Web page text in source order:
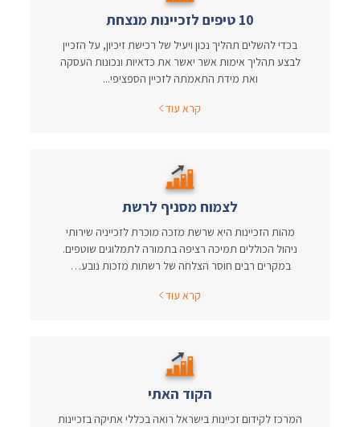
10 טיפים לזכיינות מנצחת
בכדי להשלים תהליך נכון ויעיל של רכישת זיכיון, על הזכיין
לבצע תהליך אימות אשר יאשר את כדאיות ונכונות העסקה
ואת מידת התאמתה לזכיין הספציפי...
קרא עוד
לצמוח מסניף לרשת
מהות הזכיינות היא שרשת מזכה מוכרת לזכייניה שירותי
ניהול הכוללים תמיכה רציפה בתמורה לתמלוגים שוטפים.
במקרים רבים חוסר הצלחה של רשתות מזכות נובע…
קרא עוד
הקוד האתי
המרכז לקידום זכיינות בישראל רואה בכללי אתיקה בזכיינות